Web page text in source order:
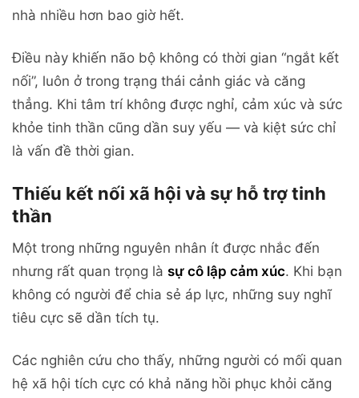
nhà nhiều hơn bao giờ hết.
Điều này khiến não bộ không có thời gian “ngắt kết
nối”, luôn ở trong trạng thái cảnh giác và căng
thẳng. Khi tâm trí không được nghỉ, cảm xúc và sức
khỏe tinh thần cũng dần suy yếu — và kiệt sức chỉ
là vấn đề thời gian.
Thiếu kết nối xã hội và sự hỗ trợ tinh
thần
Một trong những nguyên nhân ít được nhắc đến
nhưng rất quan trọng là sự cô lập cảm xúc. Khi bạn
không có người để chia sẻ áp lực, những suy nghĩ
tiêu cực sẽ dần tích tụ.
Các nghiên cứu cho thấy, những người có mối quan
hệ xã hội tích cực có khả năng hồi phục khỏi căng